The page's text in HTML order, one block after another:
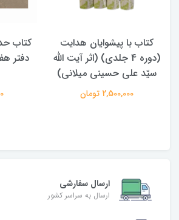
هدایت
(اثر آیت الله
میلانی)
کتاب حدیث سده چهاردهم
دفتر هفتم اثر سید مجتبی
حسینی
ارسال سفارشی
ارسال به سراسر کشور